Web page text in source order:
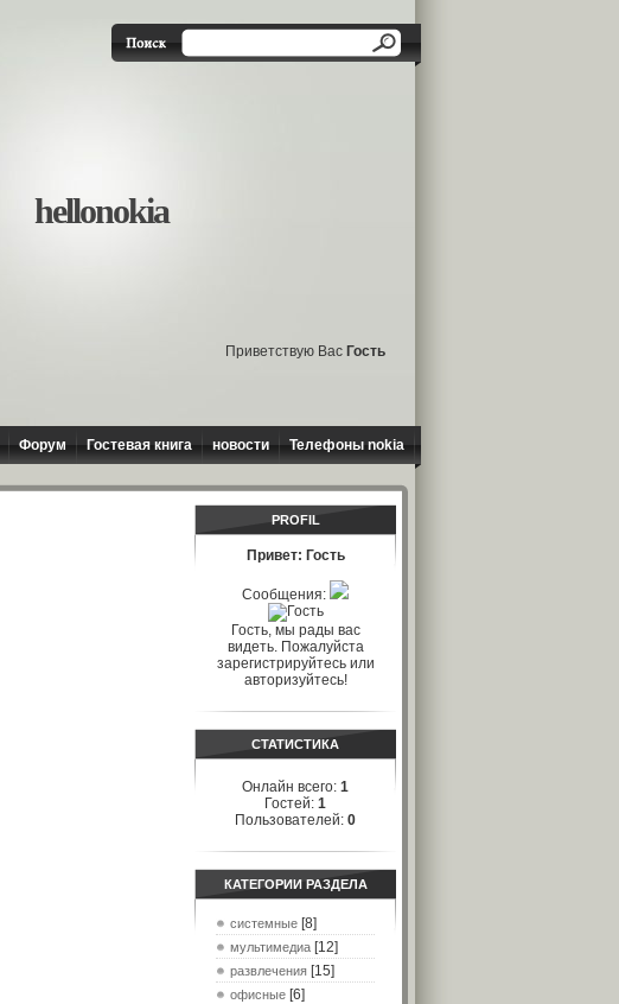
hellonokia
Приветствую Вас Гость
Форум Гостевая книга новости Телефоны nokia
PROFIL
Привет: Гость
Сообщения:
Гость, мы рады вас
видеть. Пожалуйста
зарегистрируйтесь или
авторизуйтесь!
СТАТИСТИКА
Онлайн всего: 1
Гостей: 1
Пользователей: 0
КАТЕГОРИИ РАЗДЕЛА
системные [8]
мультимедиа [12]
развлечения [15]
офисные [6]